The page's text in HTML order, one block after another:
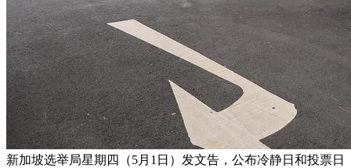
新加坡选举局星期四（5月1日）发文告，公布冷静日和投票日